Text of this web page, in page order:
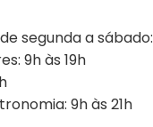
segunda a sábado:
9h às 19h
9h às 21h